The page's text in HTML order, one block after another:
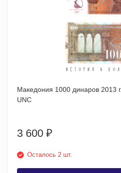
Македония 1000 динаров 2013
UNC
3 600 ₽
Осталось 2 шт.